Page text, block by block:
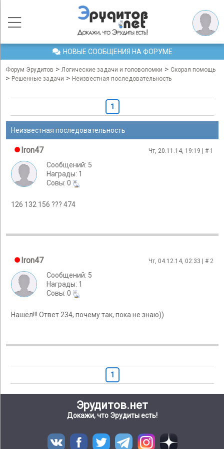
НОВЫЕ СООБЩЕНИЯ НА ФОРУМЕ
Форум Эрудитов > Логические задачи и головоломки > Скорая помощь
> Решенные задачи > Неизвестная последовательность
1
Неизвестная последовательность
Iron47 Чт, 20.11.14, 19:19 | # 1
Сообщений: 5
Награды: 1
Cовы: 0
126 132 156 ??? 474
Iron47 Чт, 04.12.14, 02:33 | # 2
Сообщений: 5
Награды: 1
Cовы: 0
Нашёл!!! Ответ 234, почему так, пока не знаю))
1
Эрудитов.нет
Докажи, что Эрудиты есть!